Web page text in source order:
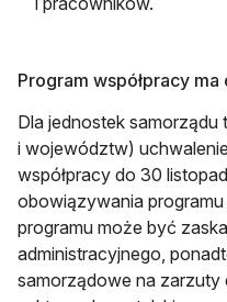
Program współpracy
Dla jednostek
i województw)
współpracy do 30
obowiązywania
programu może być
administracyjnego,
samorządowe na